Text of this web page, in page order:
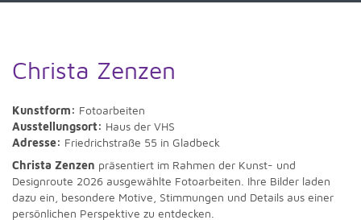
Christa Zenzen
Kunstform: Fotoarbeiten
Ausstellungsort: Haus der VHS
Adresse: Friedrichstraße 55 in Gladbeck
Christa Zenzen präsentiert im Rahmen der Kunst- und
Designroute 2026 ausgewählte Fotoarbeiten. Ihre Bilder laden
dazu ein, besondere Motive, Stimmungen und Details aus einer
persönlichen Perspektive zu entdecken.